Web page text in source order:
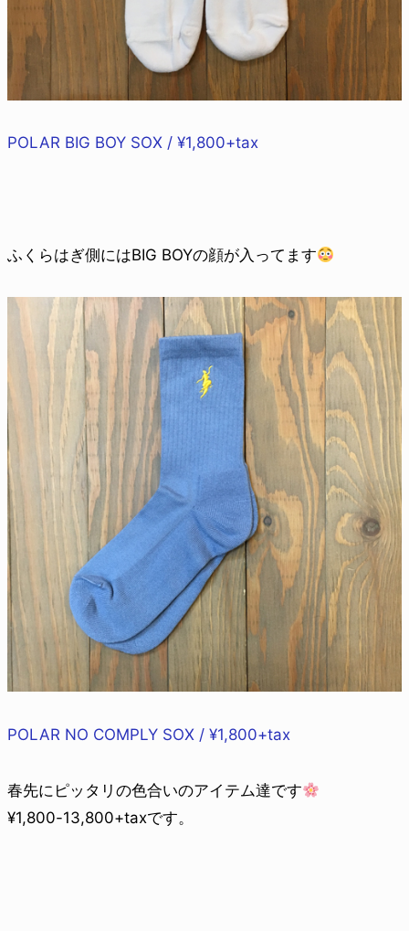
POLAR BIG BOY SOX / ¥1,800+tax
ふくらはぎ側にはBIG BOYの顔が入ってます
POLAR NO COMPLY SOX / ¥1,800+tax
春先にピッタリの色合いのアイテム達です
¥1,800-13,800+taxです。